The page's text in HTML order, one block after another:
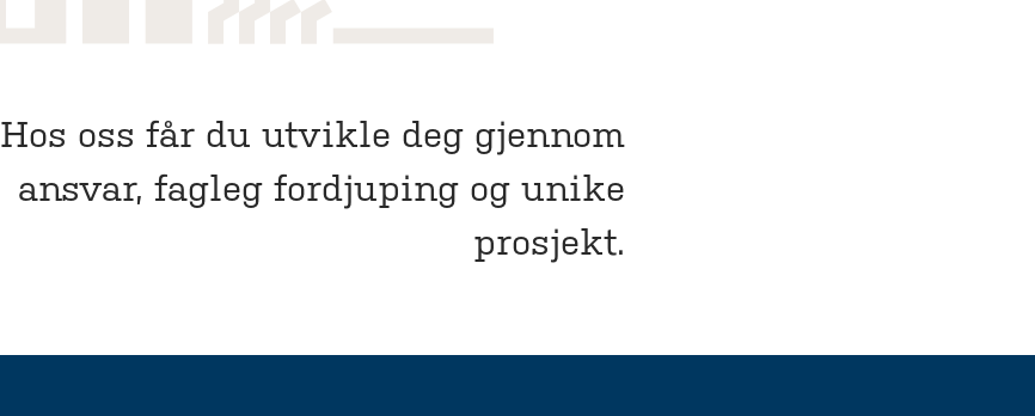
Hos oss får du utvikle deg gjennom
ansvar, fagleg fordjuping og unike
prosjekt.